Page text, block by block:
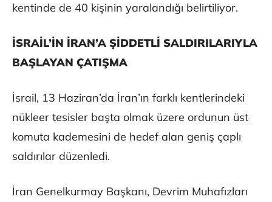
kentinde de 40 kişinin yaralandığı belirtiliyor.
⁠⁠⁠İSRAİL’İN İRAN’A ŞİDDETLİ SALDIRILARIYLA
BAŞLAYAN ÇATIŞMA
İsrail, 13 Haziran’da İran’ın farklı kentlerindeki
nükleer tesisler başta olmak üzere ordunun üst
komuta kademesini de hedef alan geniş çaplı
saldırılar düzenledi.
İran Genelkurmay Başkanı, Devrim Muhafızları